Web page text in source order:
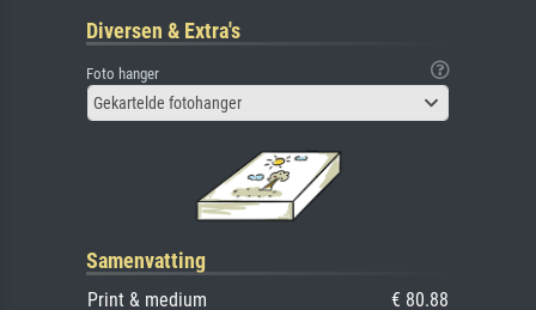
Diversen & Extra's
Foto hanger
Gekartelde fotohanger
Samenvatting
Print & medium € 80.88